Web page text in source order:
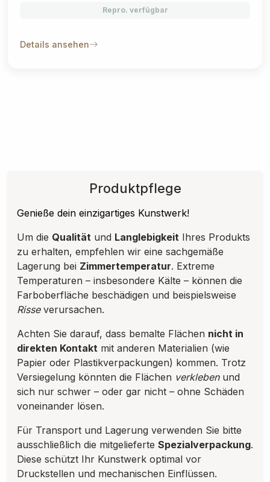
Repro. verfügbar
Details ansehen
Produktpflege
Genieße dein einzigartiges Kunstwerk!
Um die Qualität und Langlebigkeit Ihres Produkts
zu erhalten, empfehlen wir eine sachgemäße
Lagerung bei Zimmertemperatur. Extreme
Temperaturen – insbesondere Kälte – können die
Farboberfläche beschädigen und beispielsweise
Risseverursachen.
Achten Sie darauf, dass bemalte Flächen nicht in
direkten Kontakt mit anderen Materialien (wie
Papier oder Plastikverpackungen) kommen. Trotz
Versiegelung könnten die Flächen verklebenund
sich nur schwer – oder gar nicht – ohne Schäden
voneinander lösen.
Für Transport und Lagerung verwenden Sie bitte
ausschließlich die mitgelieferte Spezialverpackung.
Diese schützt Ihr Kunstwerk optimal vor
Druckstellen und mechanischen Einflüssen.